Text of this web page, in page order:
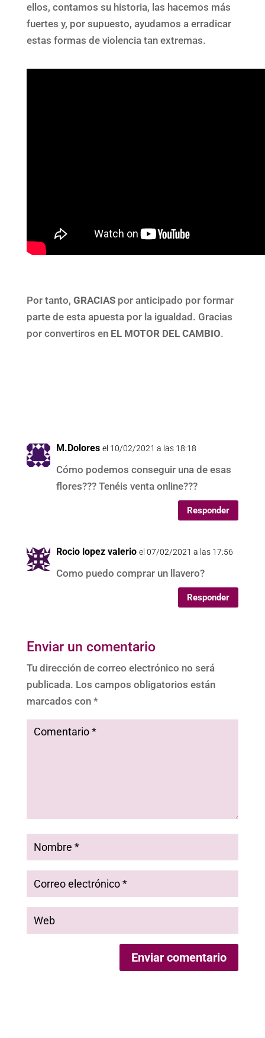
ellos, contamos su historia, las hacemos más
fuertes y, por supuesto, ayudamos a erradicar
estas formas de violencia tan extremas.
Por tanto, GRACIASpor anticipado por formar
parte de esta apuesta por la igualdad. Gracias
por convertiros en EL MOTOR DEL CAMBIO.
M.Dolores el 10/02/2021 a las 18:18
Cómo podemos conseguir una de esas
flores??? Tenéis venta online???
Responder
Rocio lopez valerio el 07/02/2021 a las 17:56
Como puedo comprar un llavero?
Responder
Enviar un comentario
Tu dirección de correo electrónico no será
publicada. Los campos obligatorios están
marcados con *
Enviar comentario